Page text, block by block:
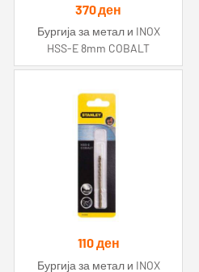
370ден
Бургија за метал и INOX
HSS-E 8mm COBALT
110ден
Бургија за метал и INOX